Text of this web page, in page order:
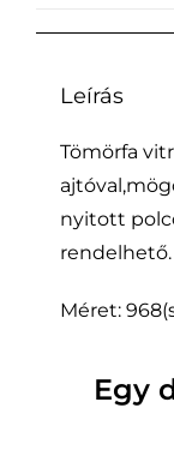
Leírás
Tömörfa
nyitott
rendelhető.
Méret:
Egy